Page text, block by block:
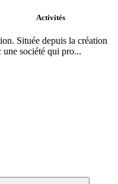
Activités
Située depuis la création
une société qui pro...